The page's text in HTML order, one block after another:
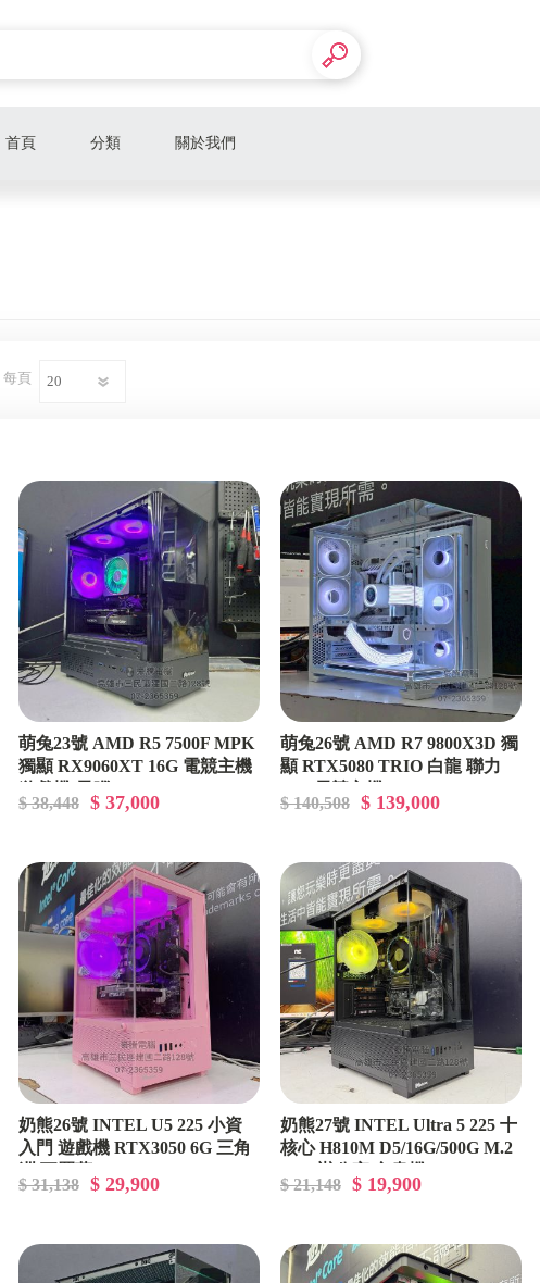
首頁 分類
【電競週邊】
【優惠組合】
【POWER、電源供應器】
【專屬賣場】
關於我們
每頁
萌兔23號 AMD R5 7500F MPK
獨顯 RX9060XT 16G 電競主機
$ 38,448 $ 37,000
萌兔26號 AMD R7 9800X3D 獨
顯 RTX5080 TRIO 白龍 聯力
$ 140,508 $ 139,000
奶熊26號 INTEL U5 225 小資
入門 遊戲機 RTX3050 6G 三角
$ 31,138 $ 29,900
奶熊27號 INTEL Ultra 5 225 十
核心 H810M D5/16G/500G M.2
$ 21,148 $ 19,900